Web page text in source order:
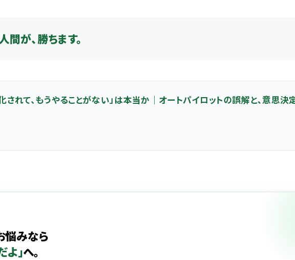
が、勝ちます。
されて、もうやることがない」は本当か｜オートパイロットの誤解と、意思決
悩みなら
よ」へ。